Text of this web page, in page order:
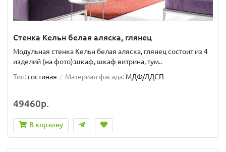
Стенка Кельн белая аляска, глянец
Модульная стенка Кельн белая аляска, глянец состоит из 4
изделий (на фото):шкаф, шкаф витрина, тум..
Тип: гостиная Материал фасада: МДФ/ЛДСП
49460р.
В корзину